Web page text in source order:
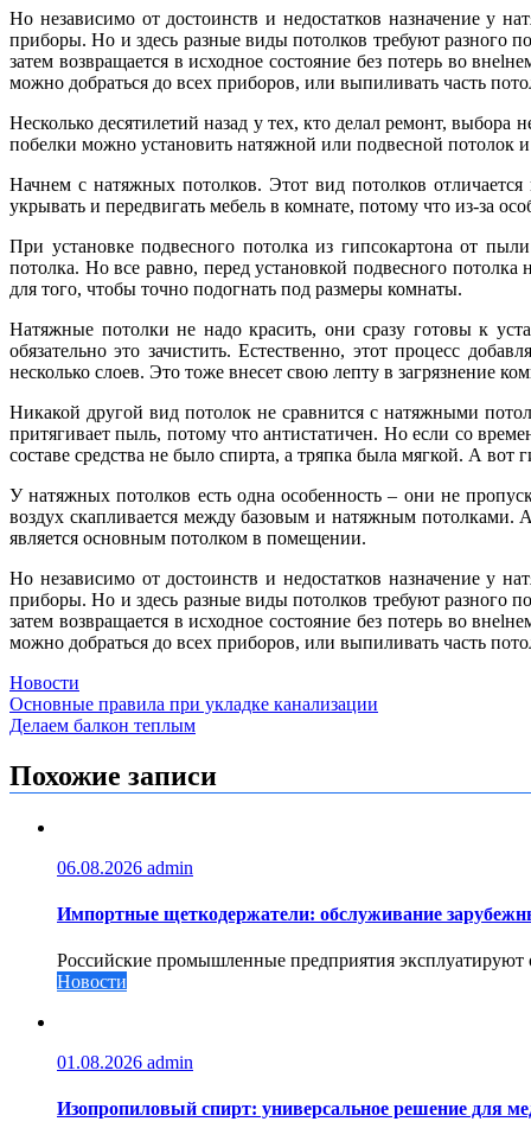
Но независимо от достоинств и недостатков назначение у
приборы. Но и здесь разные виды потолков требуют разного
затем возвращается в исходное состояние без потерь во
можно добраться до всех приборов, или выпиливать часть
Несколько десятилетий назад у тех, кто делал ремонт,
побелки можно установить натяжной или подвесной потолок
Начнем с натяжных потолков. Этот вид потолков
укрывать и передвигать мебель в комнате, потому что из-за
При установке подвесного потолка из гипсокартона от
потолка. Но все равно, перед установкой подвесного
для того, чтобы точно подогнать под размеры комнаты.
Натяжные потолки не надо красить, они сразу готовы к
обязательно это зачистить. Естественно, этот процесс
несколько слоев. Это тоже внесет свою лепту в загрязнение
Никакой другой вид потолок не сравнится с натяжными
притягивает пыль, потому что антистатичен. Но если со
составе средства не было спирта, а тряпка была мягкой. А
У натяжных потолков есть одна особенность – они не
воздух скапливается между базовым и натяжным потолками.
является основным потолком в помещении.
Но независимо от достоинств и недостатков назначение у
приборы. Но и здесь разные виды потолков требуют разного
затем возвращается в исходное состояние без потерь во
можно добраться до всех приборов, или выпиливать часть
Новости
Навигация
по
записям
Основные правила при укладке канализации
Делаем балкон теплым
Похожие записи
06.08.2026 admin
Импортные щеткодержатели: обслуживание
Российские промышленные предприятия эксплуатируют
Новости
01.08.2026 admin
Изопропиловый спирт: универсальное решение для